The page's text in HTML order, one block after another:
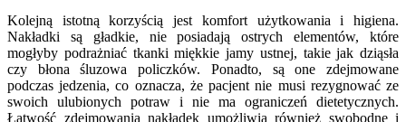
Kolejną istotną korzyścią jest komfort użytkowania i higiena.
Nakładki są gładkie, nie posiadają ostrych elementów, które
mogłyby podrażniać tkanki miękkie jamy ustnej, takie jak dziąsła
czy błona śluzowa policzków. Ponadto, są one zdejmowane
podczas jedzenia, co oznacza, że pacjent nie musi rezygnować ze
swoich ulubionych potraw i nie ma ograniczeń dietetycznych.
Łatwość zdejmowania nakładek umożliwia również swobodne i